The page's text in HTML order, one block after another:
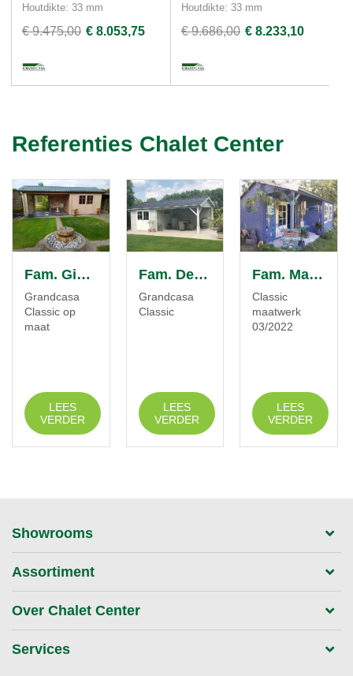
Houtdikte: 33 mm
€ 9.475,00 € 8.053,75
Houtdikte: 33 mm
€ 9.686,00 € 8.233,10
Referenties Chalet Center
Fam. Gielen
Grandcasa
Classic op
maat
LEES
VERDER
Fam. Desmedt
Grandcasa
Classic
LEES
VERDER
Fam. Mannaert
Classic
maatwerk
03/2022
LEES
VERDER
Showrooms
Assortiment
Over Chalet Center
Services